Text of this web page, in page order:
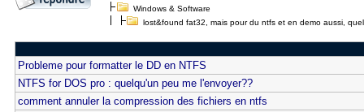
Windows & Software
lost&found fat32, mais pour du ntfs et en demo aussi,
Probleme pour formatter le DD en NTFS
NTFS for DOS pro : quelqu'un peu me l'envoyer??
comment annuler la compression des fichiers en ntfs